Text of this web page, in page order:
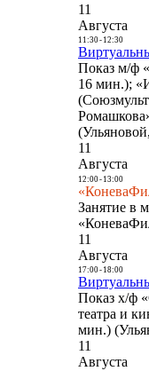
11
Августа
11:30- 12:30
Показ м/ф
16 мин.);
11
Августа
12:00- 13:00
Занятие в
11
Августа
17:00- 18:00
Показ х/ф
театра и
мин.)
11
Августа